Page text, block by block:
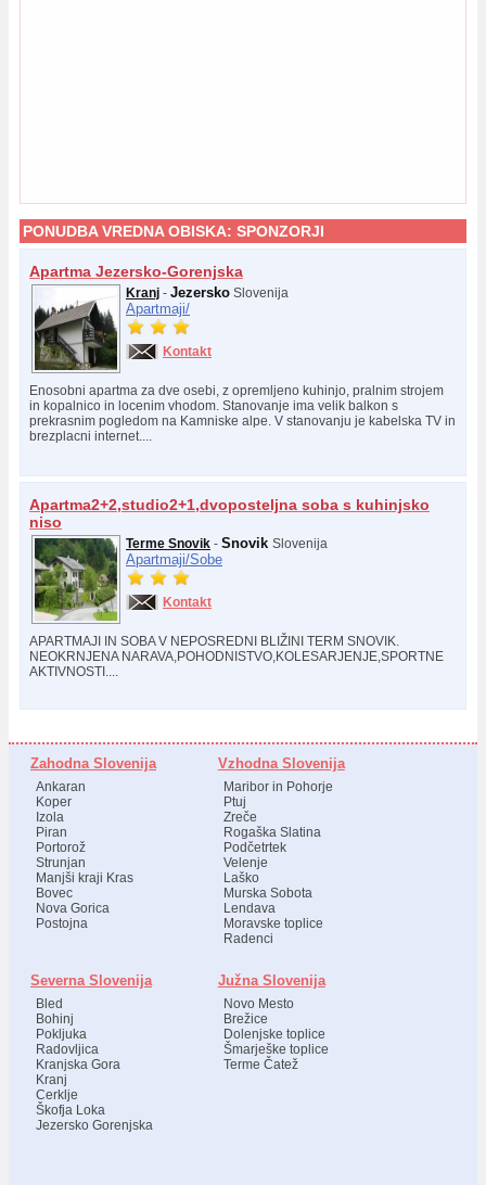
PONUDBA VREDNA OBISKA: SPONZORJI
Apartma Jezersko-Gorenjska
Kranj - Jezersko Slovenija
Apartmaji/
Kontakt
Enosobni apartma za dve osebi, z opremljeno kuhinjo, pralnim strojem
in kopalnico in locenim vhodom. Stanovanje ima velik balkon s
prekrasnim pogledom na Kamniske alpe. V stanovanju je kabelska TV in
brezplacni internet....
Apartma2+2,studio2+1,dvoposteljna soba s kuhinjsko
niso
Terme Snovik - Snovik Slovenija
Apartmaji/Sobe
Kontakt
APARTMAJI IN SOBA V NEPOSREDNI BLIŽINI TERM SNOVIK.
NEOKRNJENA NARAVA,POHODNISTVO,KOLESARJENJE,SPORTNE
AKTIVNOSTI....
Zahodna Slovenija
Ankaran
Koper
Izola
Piran
Portorož
Strunjan
Manjši kraji Kras
Bovec
Nova Gorica
Postojna
Vzhodna Slovenija
Maribor in Pohorje
Ptuj
Zreče
Rogaška Slatina
Podčetrtek
Velenje
Laško
Murska Sobota
Lendava
Moravske toplice
Radenci
Severna Slovenija
Bled
Bohinj
Pokljuka
Radovljica
Kranjska Gora
Kranj
Cerklje
Škofja Loka
Jezersko Gorenjska
Južna Slovenija
Novo Mesto
Brežice
Dolenjske toplice
Šmarješke toplice
Terme Čatež